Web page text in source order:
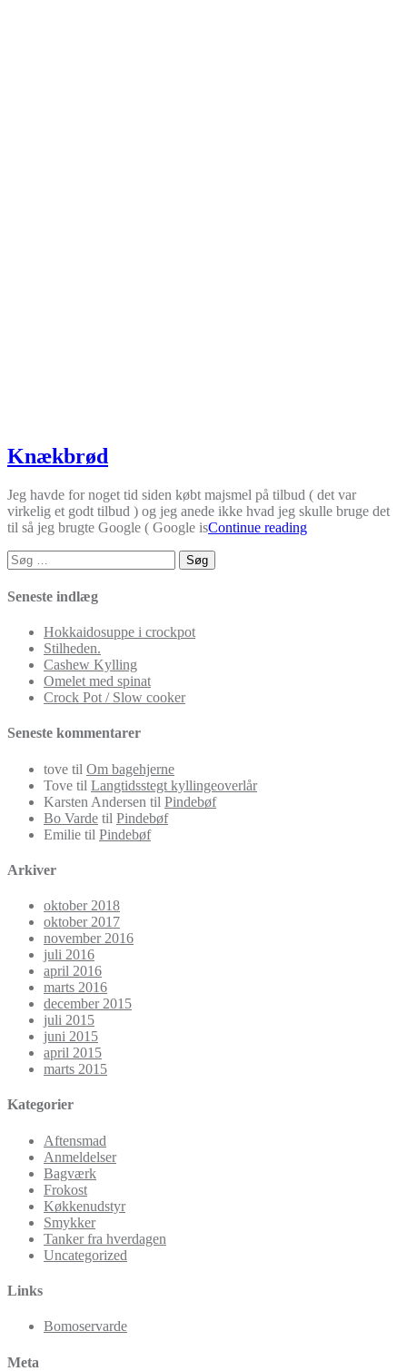
Knækbrød
Jeg havde for noget tid siden købt majsmel på tilbud ( det var
virkelig et godt tilbud ) og jeg anede ikke hvad jeg skulle bruge det
til så jeg brugte Google ( Google isContinue reading
Søg
efter:
Seneste indlæg
Hokkaidosuppe i crockpot
Stilheden.
Cashew Kylling
Omelet med spinat
Crock Pot / Slow cooker
Seneste kommentarer
tove til Om bagehjerne
Tove til Langtidsstegt kyllingeoverlår
Karsten Andersen til Pindebøf
Bo Varde til Pindebøf
Emilie til Pindebøf
Arkiver
oktober 2018
oktober 2017
november 2016
juli 2016
april 2016
marts 2016
december 2015
juli 2015
juni 2015
april 2015
marts 2015
Kategorier
Aftensmad
Anmeldelser
Bagværk
Frokost
Køkkenudstyr
Smykker
Tanker fra hverdagen
Uncategorized
Links
Bomoservarde
Meta